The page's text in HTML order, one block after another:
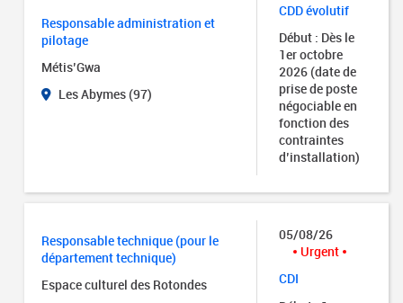
Responsable administration et
pilotage
Métis’Gwa
Les Abymes (97)
CDD évolutif
Début : Dès le
1er octobre
2026 (date de
prise de poste
négociable en
fonction des
contraintes
d’installation)
Responsable technique (pour le
département technique)
Espace culturel des Rotondes
05/08/26
Urgent
CDI